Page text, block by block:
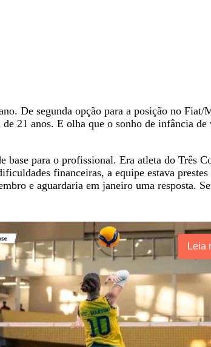
De segunda opção para a posição no Fiat/
21 anos. E olha que o sonho de infância
base para o profissional. Era atleta do Três
financeiras, a equipe estava
e aguardaria em janeiro uma resposta.
Leia